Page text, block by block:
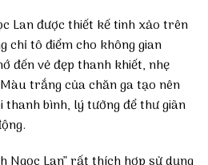
Lan được thiết kế tinh xảo trên
chỉ tô điểm cho không gian
đến vẻ đẹp thanh khiết, nhẹ
trắng của chăn ga tạo nên
thanh bình, lý tưởng để thư giãn